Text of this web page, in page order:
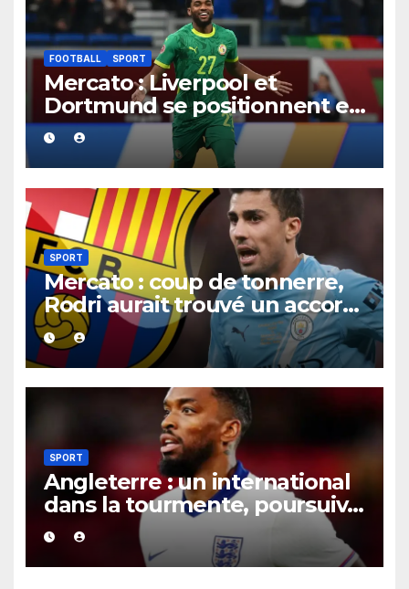
FOOTBALL SPORT
Mercato : Liverpool et
Dortmund se positionnent en
favoris pour recruter Ibrahim
Mbaye
SPORT
Mercato : coup de tonnerre,
Rodri aurait trouvé un accord
XXL avec le Barça pour un
contrat jusqu’en 2030.
SPORT
Angleterre : un international
dans la tourmente, poursuivi
après une présumée
agression survenue en boîte
de nuit.